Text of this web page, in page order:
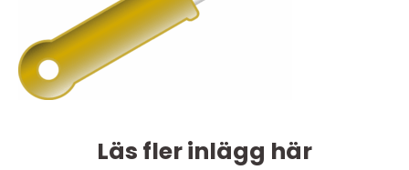
Läs fler inlägg här